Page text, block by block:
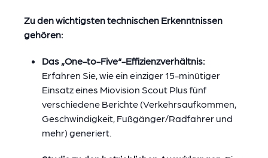
Zu den wichtigsten technischen Erkenntnissen
gehören:
Das „One-to-Five“-Effizienzverhältnis:
Erfahren Sie, wie ein einziger 15-minütiger
Einsatz eines Miovision Scout Plus fünf
verschiedene Berichte (Verkehrsaufkommen,
Geschwindigkeit, Fußgänger/Radfahrer und
mehr) generiert.